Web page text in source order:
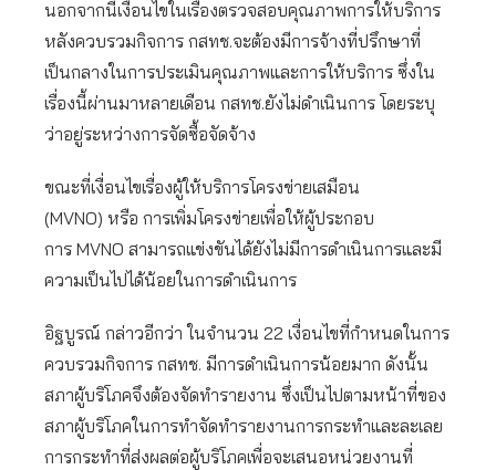
นอกจากนี้เงื่อนไขในเรื่องตรวจสอบคุณภาพการให้บริการ
หลังควบรวมกิจการ กสทช.จะต้องมีการจ้างที่ปรึกษาที่
เป็นกลางในการประเมินคุณภาพและการให้บริการ ซึ่งใน
เรื่องนี้ผ่านมาหลายเดือน กสทช.ยังไม่ดำเนินการ โดยระบุ
ว่าอยู่ระหว่างการจัดซื้อจัดจ้าง
ขณะที่เงื่อนไขเรื่องผู้ให้บริการโครงข่ายเสมือน
(MVNO) หรือ การเพิ่มโครงข่ายเพื่อให้ผู้ประกอบ
การ MVNO สามารถแข่งขันได้ยังไม่มีการดำเนินการและมี
ความเป็นไปได้น้อยในการดำเนินการ
อิฐบูรณ์ กล่าวอีกว่า ในจำนวน 22 เงื่อนไขที่กำหนดในการ
ควบรวมกิจการ กสทช. มีการดำเนินการน้อยมาก ดังนั้น
สภาผู้บริโภคจึงต้องจัดทำรายงาน ซึ่งเป็นไปตามหน้าที่ของ
สภาผู้บริโภคในการทำจัดทำรายงานการกระทำและละเลย
การกระทำที่ส่งผลต่อผู้บริโภคเพื่อจะเสนอหน่วยงานที่